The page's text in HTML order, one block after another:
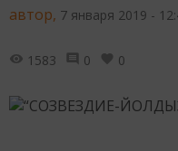
автор, 7 января 2019 -
1583 0 0